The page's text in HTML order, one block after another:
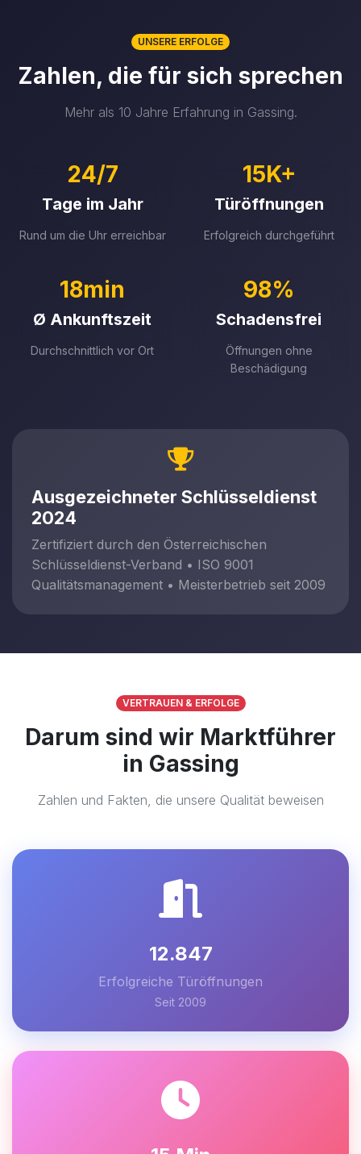
UNSERE ERFOLGE
Zahlen, die für sich sprechen
Mehr als 10 Jahre Erfahrung in Gassing.
24/7
Tage im Jahr
Rund um die Uhr erreichbar
15K+
Türöffnungen
Erfolgreich durchgeführt
18min
Ø Ankunftszeit
Durchschnittlich vor Ort
98%
Schadensfrei
Öffnungen ohne
Beschädigung
Ausgezeichneter Schlüsseldienst
2024
Zertifiziert durch den Österreichischen
Schlüsseldienst-Verband • ISO 9001
Qualitätsmanagement • Meisterbetrieb seit 2009
VERTRAUEN & ERFOLGE
Darum sind wir Marktführer
in Gassing
Zahlen und Fakten, die unsere Qualität beweisen
12.847
Erfolgreiche Türöffnungen
Seit 2009